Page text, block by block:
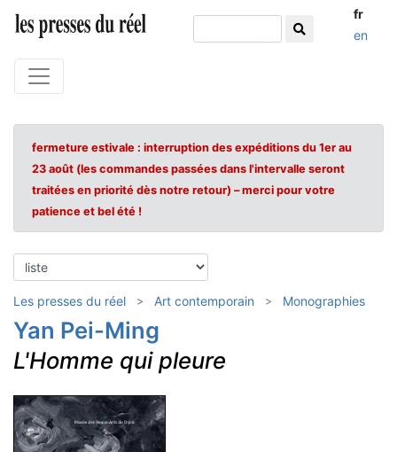
fr
en
fermeture estivale : interruption des expéditions du 1er au
23 août (les commandes passées dans l'intervalle seront
traitées en priorité dès notre retour) – merci pour votre
patience et bel été !
Les presses du réel Art contemporain Monographies
Yan Pei-Ming
L'Homme qui pleure